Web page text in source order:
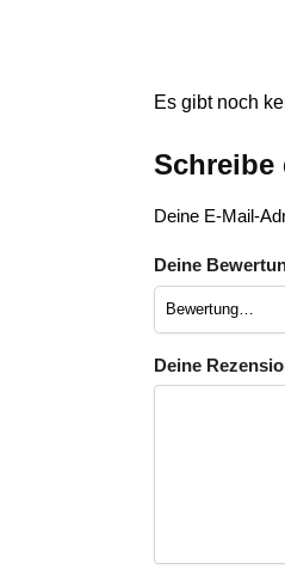
Es gibt noch
Schreibe
Deine E-Mail-
Deine
Deine